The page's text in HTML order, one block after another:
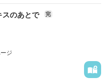
直ぐに告げてきた。
気持ちを隠すことなく
カー被害に
案してきて――。
うまくいかなかった梅田美
ころ、日本人美青年と出会
となる。
ナイトした美青年と再会。
司にも関わらず、一族を離
内でも冷徹だと評判な社長
！
命じられた美桜は、猫の世
スのあとで 完
ジ